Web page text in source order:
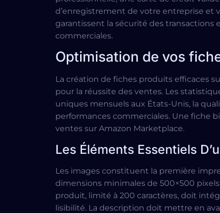
d’enregistrement de votre entreprise et
garantissent la sécurité des
commerciales.
Optimisation de vos
La création de fiches produits efficaces
pour la réussite des ventes. Les
uniques mensuels aux États-Unis, la
performances commerciales. Une fiche
ventes sur Amazon Marketplace.
Les Éléments Essentiels
Les images constituent la première
dimensions minimales de 500×500
produit, limité à 200 caractères, doit
lisibilité. La description doit mettre en